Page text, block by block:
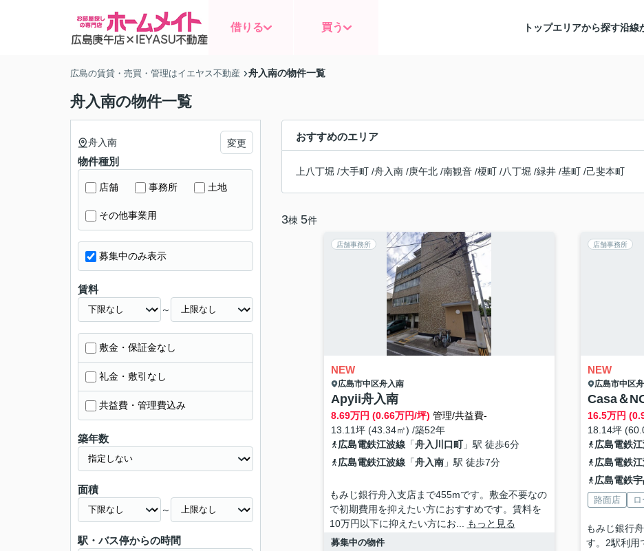
借りる 買う トップエリアから探す沿線
広島の賃貸・売買・管理はイエヤス不動産 舟入南の物件一覧
舟入南の物件一覧
おすすめのエリア
上八丁堀 /大手町 /舟入南 /庚午北 /南観音 /榎町 /八丁堀 /緑井 /基町 /己斐本町
3棟 5件
店舗事務所
NEW
広島市中区舟入南
Apyii舟入南
8.69万円 (0.66万円/坪) 管理/共益費-
13.11坪 (43.34㎡) /築52年
広島電鉄江波線「舟入川口町」駅 徒歩6分
広島電鉄江波線「舟入南」駅 徒歩7分
もみじ銀行舟入支店まで455mです。敷金不要なの
で初期費用を抑えたい方におすすめです。賃料を
10万円以下に抑えたい方にお...
もっと見る
募集中の物件
店舗事務所
NEW
広島市中区
Casa＆
16.5万円
18.14坪
広島電鉄
広島電鉄
広島電鉄
路面店
もみじ銀行
す。2駅利用
舟入南 変更
物件種別
店舗 事務所 土地
その他事業用
募集中のみ表示
賃料
～
敷金・保証金なし
礼金・敷引なし
共益費・管理費込み
築年数
面積
～
駅・バス停からの時間